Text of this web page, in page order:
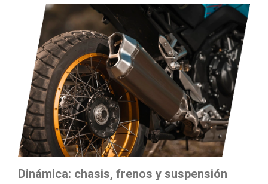
Dinámica: chasis, frenos y suspensión